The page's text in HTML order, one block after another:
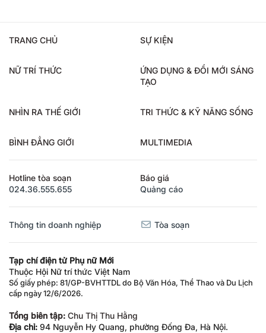
TRANG CHỦ SỰ KIỆN
NỮ TRÍ THỨC
ỨNG DỤNG & ĐỔI MỚI SÁNG
TẠO
NHÌN RA THẾ GIỚI TRI THỨC & KỸ NĂNG SỐNG
BÌNH ĐẲNG GIỚI MULTIMEDIA
Hotline tòa soạn
024.36.555.655
Báo giá
Quảng cáo
Thông tin doanh nghiệp Tòa soạn
Tạp chí điện tử Phụ nữ Mới
Thuộc Hội Nữ trí thức Việt Nam
Số giấy phép: 81/GP-BVHTTDL do Bộ Văn Hóa, Thể Thao và Du Lịch
cấp ngày 12/6/2026.
Tổng biên tập: Chu Thị Thu Hằng
Địa chỉ: 94 Nguyễn Hy Quang, phường Đống Đa, Hà Nội.